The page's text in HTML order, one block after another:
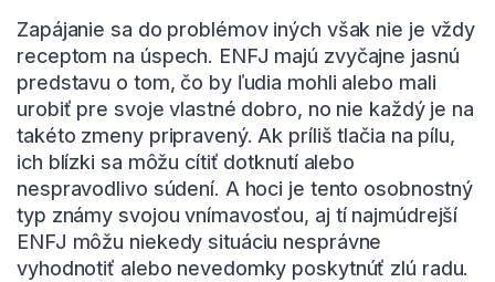
Zapájanie sa do problémov iných však nie je vždy
receptom na úspech. ENFJ majú zvyčajne jasnú
predstavu o tom, čo by ľudia mohli alebo mali
urobiť pre svoje vlastné dobro, no nie každý je na
takéto zmeny pripravený. Ak príliš tlačia na pílu,
ich blízki sa môžu cítiť dotknutí alebo
nespravodlivo súdení. A hoci je tento osobnostný
typ známy svojou vnímavosťou, aj tí najmúdrejší
ENFJ môžu niekedy situáciu nesprávne
vyhodnotiť alebo nevedomky poskytnúť zlú radu.